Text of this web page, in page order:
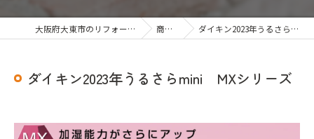
大阪府大東市のリフォームならすまいりー 商品一覧 ダイキン2023年うるさらmini MXシリーズ
ダイキン2023年うるさらmini MXシリーズ